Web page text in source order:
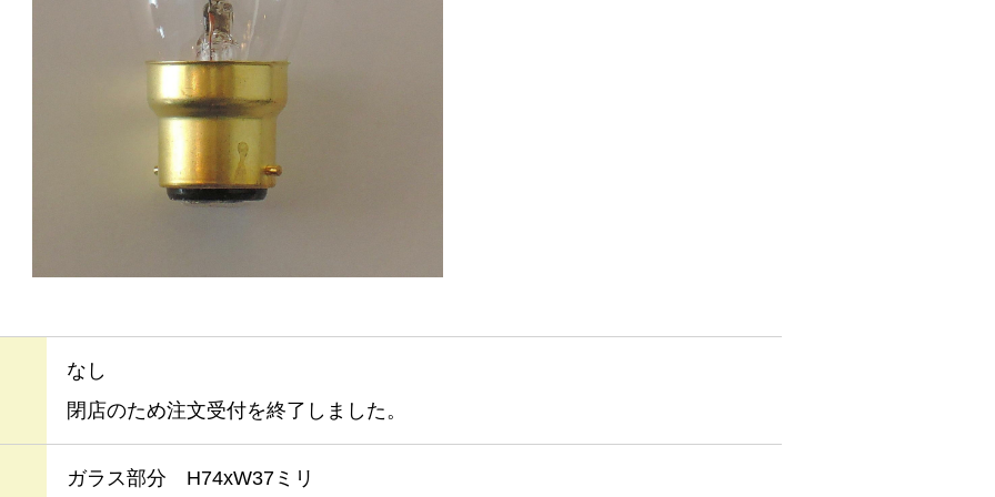
なし
閉店のため注文受付を終了しました。
ガラス部分 H74xW37ミリ